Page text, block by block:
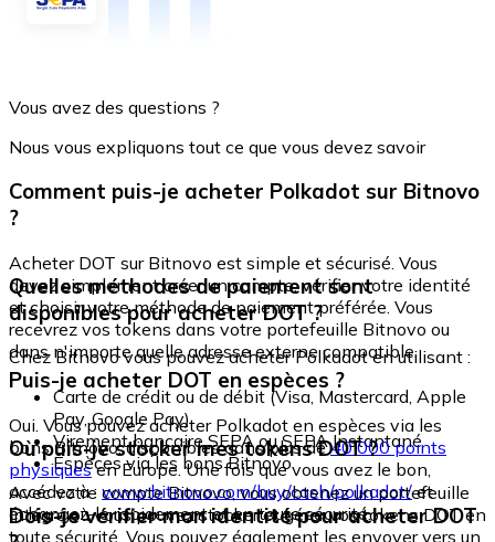
Vous avez des questions ?
Nous vous expliquons tout ce que vous devez savoir
Comment puis-je acheter Polkadot sur Bitnovo
?
Acheter DOT sur Bitnovo est simple et sécurisé. Vous
devez simplement créer un compte, vérifier votre identité
et choisir votre méthode de paiement préférée. Vous
recevrez vos tokens dans votre portefeuille Bitnovo ou
dans n'importe quelle adresse externe compatible.
Quelles méthodes de paiement sont
disponibles pour acheter DOT ?
Chez Bitnovo vous pouvez acheter Polkadot en utilisant :
Carte de crédit ou de débit (Visa, Mastercard, Apple
Pay, Google Pay)
Virement bancaire SEPA ou SEPA Instantané
Espèces via les bons Bitnovo
Puis-je acheter DOT en espèces ?
Oui. Vous pouvez acheter Polkadot en espèces via les
bons Bitnovo, disponibles dans plus de40 000 points
physiquesen Europe. Une fois que vous avez le bon,
accédez à : www.bitnovo.com/buy/cash/polkadot/et
échangez-le rapidement et en toute sécurité.
Où puis-je stocker mes tokens DOT ?
Avec votre compte Bitnovo, vous obtenez un portefeuille
intégré où vous pouvez stocker et gérer vos tokens DOT en
toute sécurité. Vous pouvez également les envoyer vers un
Dois-je vérifier mon identité pour acheter DOT